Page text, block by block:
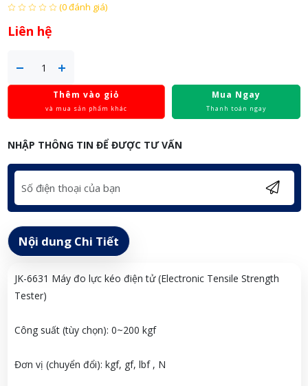
(0 đánh giá)
Liên hệ
Thêm vào giỏ
và mua sản phẩm khác
Mua Ngay
Thanh toán ngay
NHẬP THÔNG TIN ĐỂ ĐƯỢC TƯ VẤN
Nội dung Chi Tiết
JK-6631 Máy đo lực kéo điện tử (Electronic Tensile Strength
Tester)
Công suất (tùy chọn): 0~200 kgf
Đơn vị (chuyển đổi): kgf, gf, lbf , N